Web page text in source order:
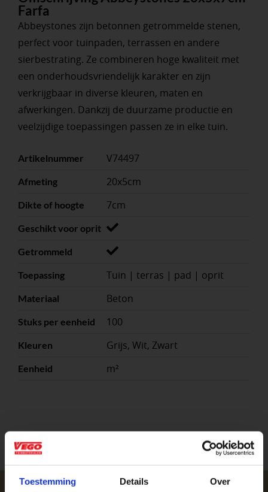
Toestemming Details Over
Farfa
Abbeystones zijn betonnen getrommelde stenen,
perfect voor tuinpaden, terrassen en andere
sierbestrating. Ze combineren hoge kwaliteit met
een onderhoudsvriendelijk karakter en zijn
verkrijgbaar in diverse kleuren, maten en
afwerkingen. Dankzij de duurzame productie en
veelzijdige toepassingen passen ze in elke tuin.
Artikelnummer V74497
Afmeting 20x5cm
Dikte of hoogte 7cm
Geschikt voor oprit
Getrommeld
Toepassing Tuin | terras | pad | oprit
Materiaal Beton
Stuks per eenheid 100
Kleuren Grijs, Wit, Zwart
Eenheid m²